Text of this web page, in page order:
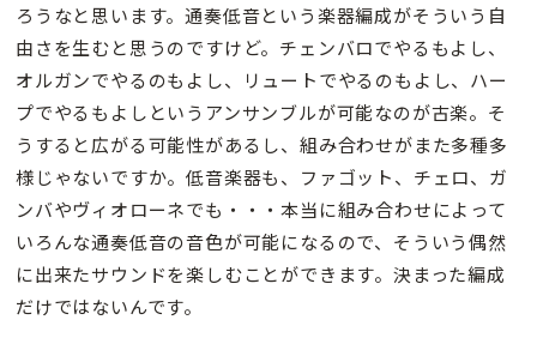
ろうなと思います。通奏低音という楽器編成がそういう自
由さを生むと思うのですけど。チェンバロでやるもよし、
オルガンでやるのもよし、リュートでやるのもよし、ハー
プでやるもよしというアンサンブルが可能なのが古楽。そ
うすると広がる可能性があるし、組み合わせがまた多種多
様じゃないですか。低音楽器も、ファゴット、チェロ、ガ
ンバやヴィオローネでも・・・本当に組み合わせによって
いろんな通奏低音の音色が可能になるので、そういう偶然
に出来たサウンドを楽しむことができます。決まった編成
だけではないんです。